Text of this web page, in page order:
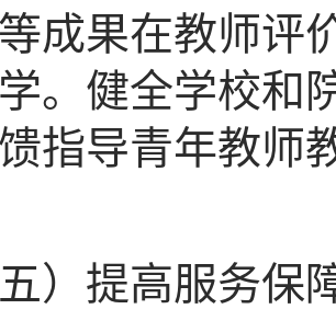
成果在教师评
。健全学校和
指导青年教师
提高服务保障